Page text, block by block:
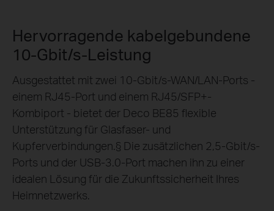
Hervorragende kabelgebundene
10-Gbit/s-Leistung
Ausgestattet mit zwei 10-Gbit/s-WAN/LAN-Ports -
einem RJ45-Port und einem RJ45/SFP+-
Kombiport - bietet der Deco BE85 flexible
Unterstützung für Glasfaser- und
Kupferverbindungen.§ Die zusätzlichen 2,5-Gbit/s-
Ports und der USB-3.0-Port machen ihn zu einer
idealen Lösung für die Zukunftssicherheit Ihres
Heimnetzwerks.